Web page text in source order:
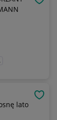
lato